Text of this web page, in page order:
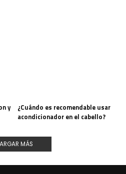
y
¿Cuándo es recomendable usar
acondicionador en el cabello?
MÁS